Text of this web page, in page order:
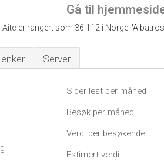
Gå til
Aitc er rangert som 36.112 i Norge.
Server
Sider lest per måned
Besøk per måned
Verdi per besøkende
Estimert verdi